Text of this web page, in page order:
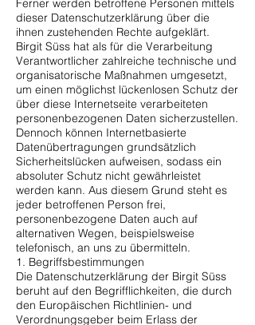
Ferner werden betroffene Personen mittels
dieser Datenschutzerklärung über die
ihnen zustehenden Rechte aufgeklärt.
Birgit Süss hat als für die Verarbeitung
Verantwortlicher zahlreiche technische und
organisatorische Maßnahmen umgesetzt,
um einen möglichst lückenlosen Schutz der
über diese Internetseite verarbeiteten
personenbezogenen Daten sicherzustellen.
Dennoch können Internetbasierte
Datenübertragungen grundsätzlich
Sicherheitslücken aufweisen, sodass ein
absoluter Schutz nicht gewährleistet
werden kann. Aus diesem Grund steht es
jeder betroffenen Person frei,
personenbezogene Daten auch auf
alternativen Wegen, beispielsweise
telefonisch, an uns zu übermitteln.
1. Begriffsbestimmungen
Die Datenschutzerklärung der Birgit Süss
beruht auf den Begrifflichkeiten, die durch
den Europäischen Richtlinien- und
Verordnungsgeber beim Erlass der